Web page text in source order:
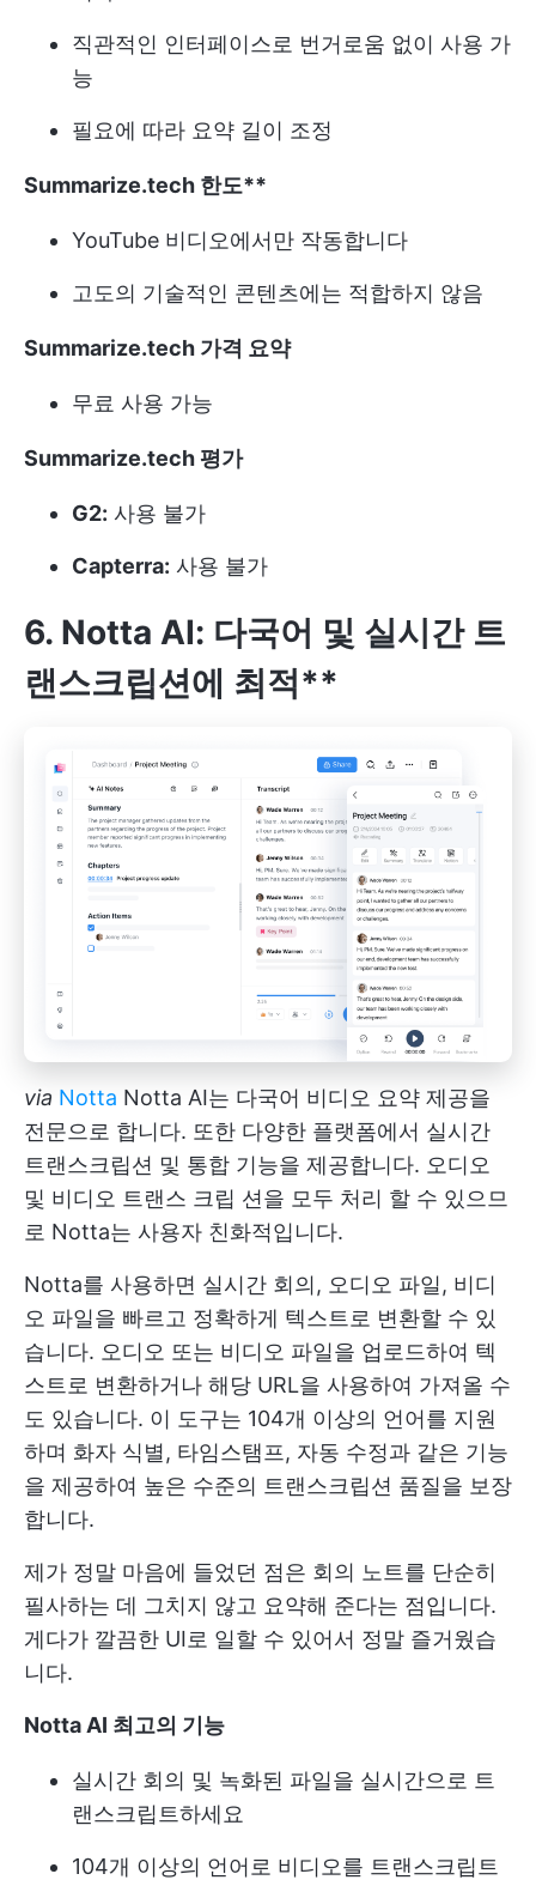
직관적인 인터페이스로 번거로움 없이 사용 가
능
필요에 따라 요약 길이 조정
Summarize.tech 한도**
YouTube 비디오에서만 작동합니다
고도의 기술적인 콘텐츠에는 적합하지 않음
Summarize.tech 가격 요약
무료 사용 가능
Summarize.tech 평가
G2: 사용 불가
Capterra: 사용 불가
6. Notta AI: 다국어 및 실시간 트
랜스크립션에 최적**
via Notta Notta AI는 다국어 비디오 요약 제공을
전문으로 합니다. 또한 다양한 플랫폼에서 실시간
트랜스크립션 및 통합 기능을 제공합니다. 오디오
및 비디오 트랜스 크립 션을 모두 처리 할 수 있으므
로 Notta는 사용자 친화적입니다.
Notta를 사용하면 실시간 회의, 오디오 파일, 비디
오 파일을 빠르고 정확하게 텍스트로 변환할 수 있
습니다. 오디오 또는 비디오 파일을 업로드하여 텍
스트로 변환하거나 해당 URL을 사용하여 가져올 수
도 있습니다. 이 도구는 104개 이상의 언어를 지원
하며 화자 식별, 타임스탬프, 자동 수정과 같은 기능
을 제공하여 높은 수준의 트랜스크립션 품질을 보장
합니다.
제가 정말 마음에 들었던 점은 회의 노트를 단순히
필사하는 데 그치지 않고 요약해 준다는 점입니다.
게다가 깔끔한 UI로 일할 수 있어서 정말 즐거웠습
니다.
Notta AI 최고의 기능
실시간 회의 및 녹화된 파일을 실시간으로 트
랜스크립트하세요
104개 이상의 언어로 비디오를 트랜스크립트